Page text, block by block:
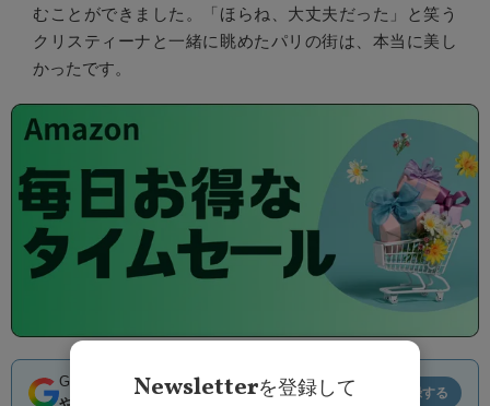
むことができました。「ほらね、大丈夫だった」と笑う
クリスティーナと一緒に眺めたパリの街は、本当に美し
かったです。
Google Newsでヨガジャーナルの記事が見つけ
登録する
Newsletterを登録して